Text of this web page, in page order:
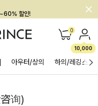
~60% 할인!
혜택 0
10,000
아우터/상의 하의/레깅스
询)